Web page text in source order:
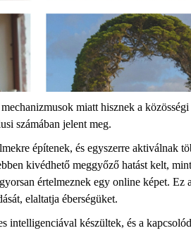
miatt hisznek a
számában jelent meg.
építenek, és egyszerre aktiválnak
kivédhető meggyőző hatást kelt,
értelmeznek egy online képet.
elaltatja éberségüket.
intelligenciával készültek, és a